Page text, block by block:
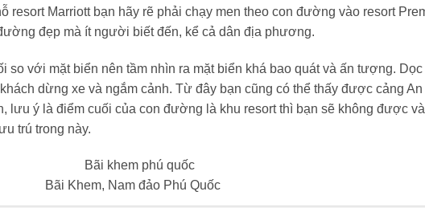
resort Marriott bạn hãy rẽ phải chạy men theo con đường vào resort
đẹp mà ít người biết đến, kể cả dân địa phương.
so với mặt biển nên tầm nhìn ra mặt biển khá bao quát và ấn tượng. Dọc
dừng xe và ngắm cảnh. Từ đây bạn cũng có thể thấy được cảng An
lưu ý là điểm cuối của con đường là khu resort thì bạn sẽ không được
trú trong này.
Bãi Khem, Nam đảo Phú Quốc